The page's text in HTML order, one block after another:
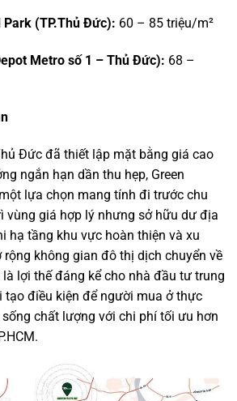
Park (TP.Thủ Đức): 60 – 85 triệu/m²
Metro số 1 – Thủ Đức): 68 –
Đức đã thiết lập mặt bằng giá cao
ngắn hạn dần thu hẹp, Green
lựa chọn mang tính đi trước chu
vùng giá hợp lý nhưng sở hữu dư địa
hạ tầng khu vực hoàn thiện và xu
không gian đô thị dịch chuyển về
lợi thế đáng kể cho nhà đầu tư trung
tạo điều kiện để người mua ở thực
chất lượng với chi phí tối ưu hơn